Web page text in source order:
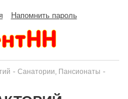
Напомнить пароль
- Санатории, Пансионаты -